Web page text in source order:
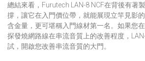
總結來看，Furutech LAN-8 NCF在背後有著
撐，讓它在入門價位帶，就能展現立竿見影
含金量，更可堪稱入門線材第一名。如果您
探發燒網路線在串流音質上的改善程度，
試，開啟您改善串流音質的大門。